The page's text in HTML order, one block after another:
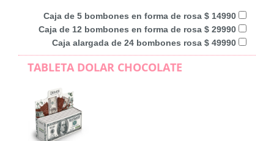
Caja de 5 bombones en forma de rosa $ 14990
Caja de 12 bombones en forma de rosa $ 29990
Caja alargada de 24 bombones rosa $ 49990
TABLETA DOLAR CHOCOLATE